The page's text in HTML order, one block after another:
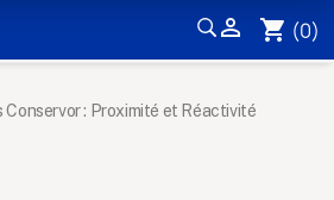
 shopping_cart (0)
Conservor : Proximité et Réactivité